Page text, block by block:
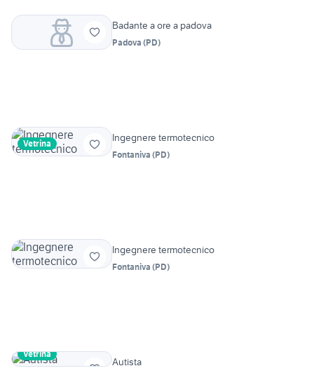
Badante a ore a padova
Padova (PD)
Vetrina Ingegnere termotecnico
Fontaniva (PD)
Ingegnere termotecnico
Fontaniva (PD)
Vetrina
Autista